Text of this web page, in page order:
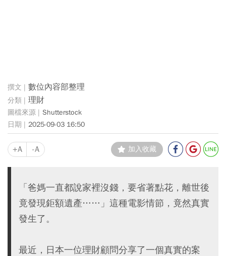
數位內容部整理
理財
Shutterstock
2025-09-03 16:50
+A -A 加入收藏
「爸媽一直都說家裡沒錢，要省著點花，離世後
竟發現鉅額遺產……」這種電影情節，竟然真實
發生了。
最近，日本一位理財顧問分享了一個真實的案